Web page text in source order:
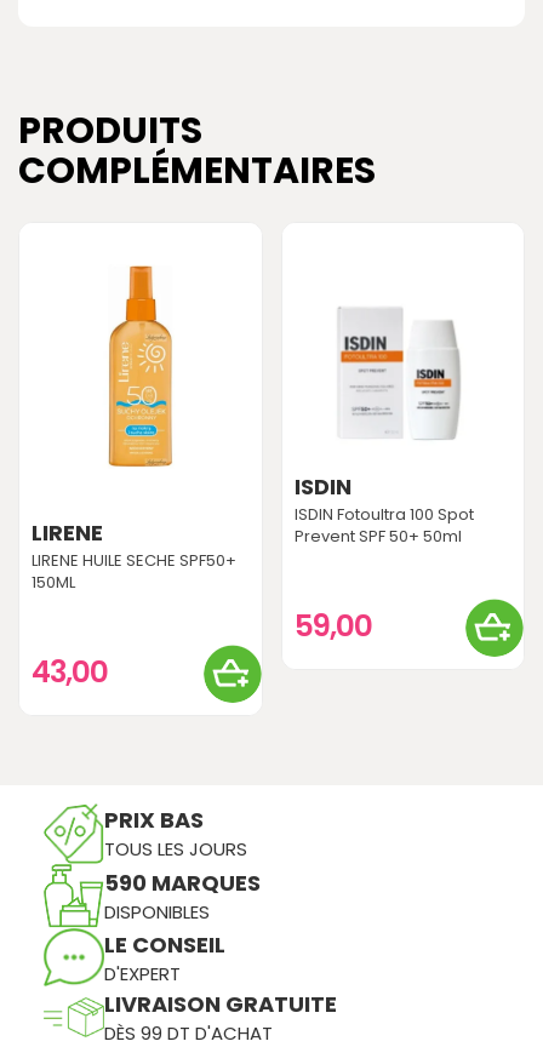
PRODUITS
COMPLÉMENTAIRES
LIRENE
LIRENE HUILE SECHE SPF50+
150ML
43,00
ISDIN
ISDIN Fotoultra 100 Spot
Prevent SPF 50+ 50ml
59,00
PRIX BAS
TOUS LES JOURS
590 MARQUES
DISPONIBLES
LE CONSEIL
D'EXPERT
LIVRAISON GRATUITE
DÈS 99 DT D'ACHAT